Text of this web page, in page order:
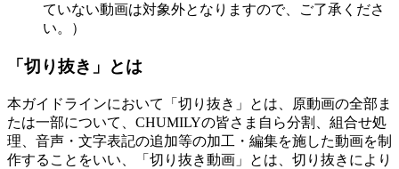
ていない動画は対象外となりますので、ご了承くださ
い。）
「切り抜き」とは
本ガイドラインにおいて「切り抜き」とは、原動画の全部ま
たは一部について、CHUMILYの皆さま自ら分割、組合せ処
理、音声・文字表記の追加等の加工・編集を施した動画を制
作することをいい、「切り抜き動画」とは、切り抜きにより